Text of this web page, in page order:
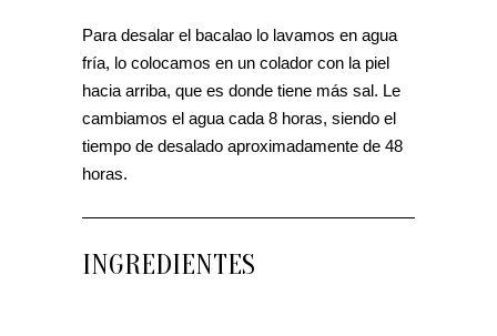
Para desalar el bacalao lo lavamos en agua
fría, lo colocamos en un colador con la piel
hacia arriba, que es donde tiene más sal. Le
cambiamos el agua cada 8 horas, siendo el
tiempo de desalado aproximadamente de 48
horas.
INGREDIENTES